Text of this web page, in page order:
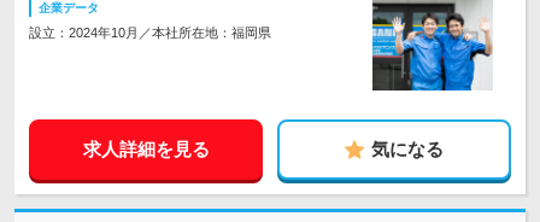
企業データ
設立：2024年10月／本社所在地：福岡県
求人詳細を見る 気になる